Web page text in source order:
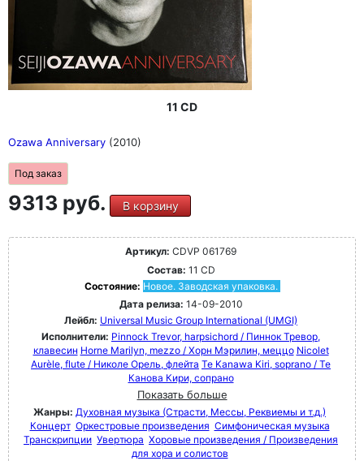
11 CD
Ozawa Anniversary (2010)
Под заказ
9313 руб. В корзину
Артикул: CDVP 061769
Состав: 11 CD
Состояние: Новое. Заводская упаковка.
Дата релиза: 14-09-2010
Лейбл: Universal Music Group International (UMGI)
Исполнители: Pinnock Trevor, harpsichord / Пиннок Тревор,
клавесин Horne Marilyn, mezzo / Хорн Мэрилин, меццо Nicolet
Aurèle, flute / Николе Орель, флейта Te Kanawa Kiri, soprano / Те
Канова Кири, сопрано
Показать больше
Жанры: Духовная музыка (Страсти, Мессы, Реквиемы и т.д.)
Концерт Оркестровые произведения Симфоническая музыка
Транскрипции Увертюра Хоровые произведения / Произведения
для хора и солистов